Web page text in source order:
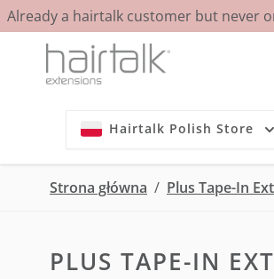
Already a hairtalk customer but never
Przejdź do treści
Hairtalk Polish Store
Strona główna / Plus Tape-In
PLUS TAPE-IN